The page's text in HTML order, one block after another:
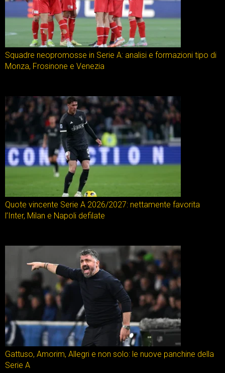
Squadre neopromosse in Serie A: analisi e formazioni tipo di
Monza, Frosinone e Venezia
Quote vincente Serie A 2026/2027: nettamente favorita
l’Inter, Milan e Napoli defilate
Gattuso, Amorim, Allegri e non solo: le nuove panchine della
Serie A